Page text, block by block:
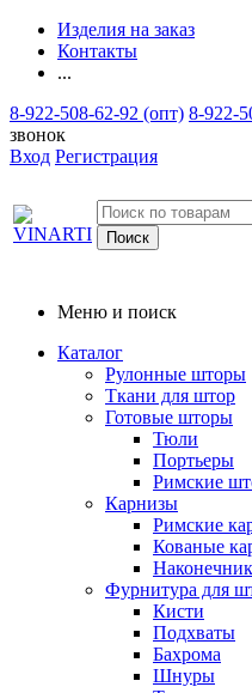
Изделия на заказ
Контакты
...
8-922-508-62-92 (опт) 8-922-
звонок
Вход Регистрация
Меню и поиск
Каталог
Рулонные шторы
Ткани для штор
Готовые шторы
Тюли
Портьеры
Римские
Карнизы
Римские
Кованые
Фурнитура для
Кисти
Подхваты
Бахрома
Шнуры